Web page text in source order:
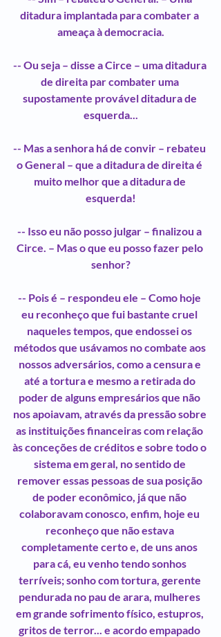
ditadura implantada para combater a
ameaça à democracia.
-- Ou seja – disse a Circe – uma ditadura
de direita par combater uma
supostamente provável ditadura de
esquerda...
-- Mas a senhora há de convir – rebateu
o General – que a ditadura de direita é
muito melhor que a ditadura de
esquerda!
-- Isso eu não posso julgar – finalizou a
Circe. – Mas o que eu posso fazer pelo
senhor?
-- Pois é – respondeu ele – Como hoje
eu reconheço que fui bastante cruel
naqueles tempos, que endossei os
métodos que usávamos no combate aos
nossos adversários, como a censura e
até a tortura e mesmo a retirada do
poder de alguns empresários que não
nos apoiavam, através da pressão sobre
as instituições financeiras com relação
às conceções de créditos e sobre todo o
sistema em geral, no sentido de
remover essas pessoas de sua posição
de poder econômico, já que não
colaboravam conosco, enfim, hoje eu
reconheço que não estava
completamente certo e, de uns anos
para cá, eu venho tendo sonhos
terríveis; sonho com tortura, gerente
pendurada no pau de arara, mulheres
em grande sofrimento físico, estupros,
gritos de terror... e acordo empapado